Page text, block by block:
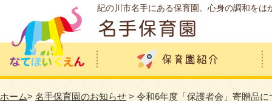
紀の川市名手にある保育園。心身の調和を
ホーム> 名手保育園のお知らせ > 令和6年度「保護者会」寄贈品に